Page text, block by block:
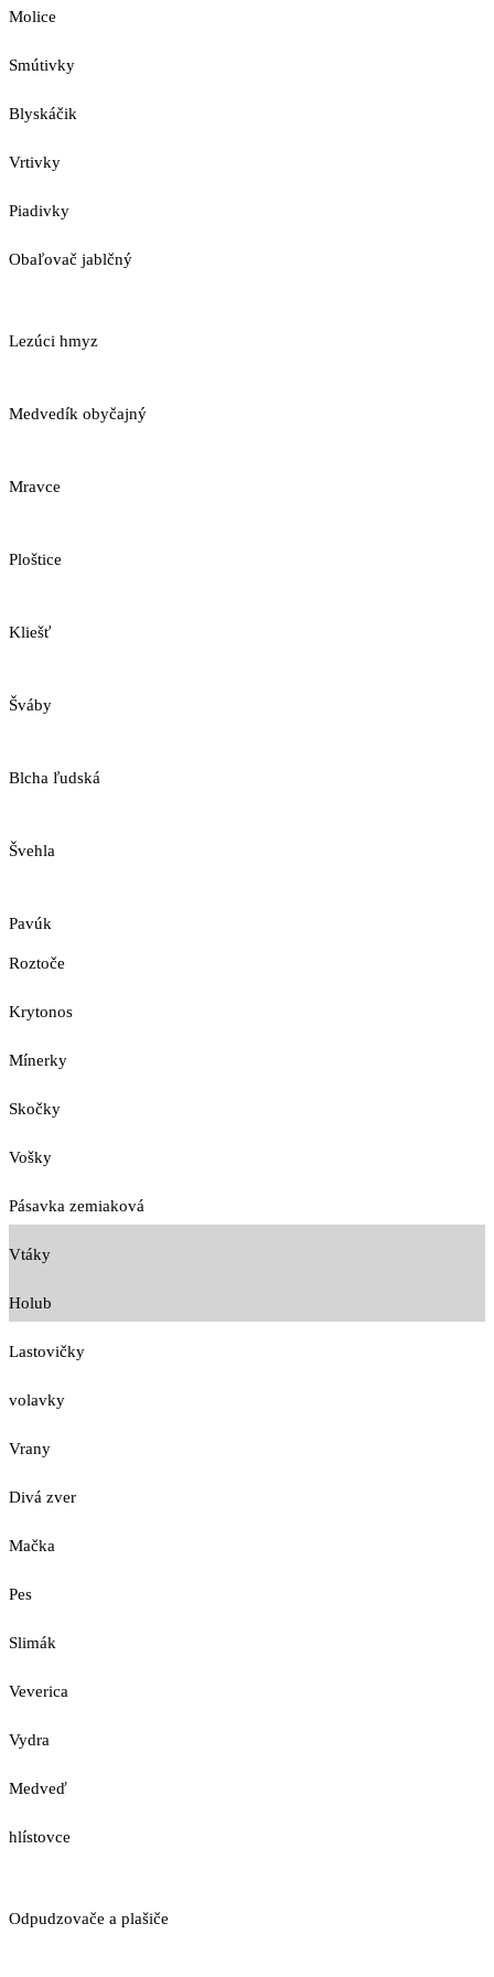
Molice
Smútivky
Blyskáčik
Vrtivky
Piadivky
Obaľovač jablčný
Lezúci hmyz
Medvedík obyčajný
Mravce
Ploštice
Kliešť
Šváby
Blcha ľudská
Švehla
Pavúk
Roztoče
Krytonos
Mínerky
Skočky
Vošky
Pásavka zemiaková
Vtáky
Holub
Lastovičky
volavky
Vrany
Divá zver
Mačka
Pes
Slimák
Veverica
Vydra
Medveď
hlístovce
Odpudzovače a plašiče